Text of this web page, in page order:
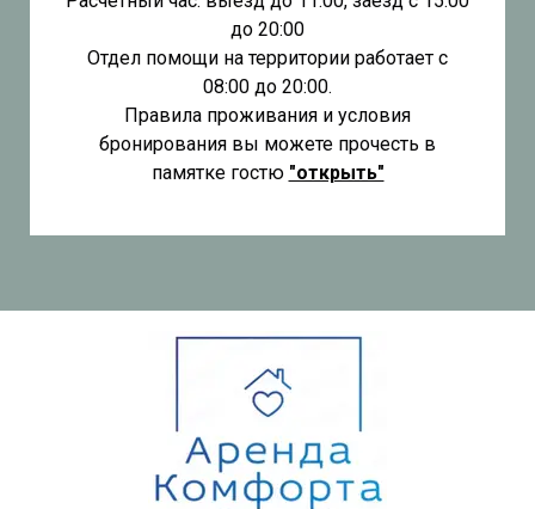
до 20:00
Отдел помощи на территории работает с
08:00 до 20:00.
Правила проживания и условия
бронирования вы можете прочесть в
памятке гостю "открыть"